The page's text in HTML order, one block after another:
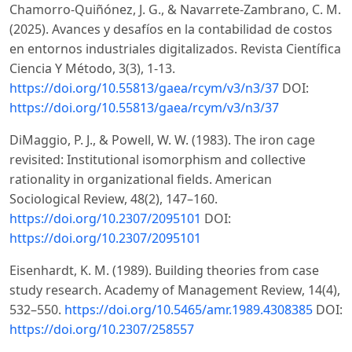
Chamorro-Quiñónez, J. G., & Navarrete-Zambrano, C. M.
(2025). Avances y desafíos en la contabilidad de costos
en entornos industriales digitalizados. Revista Científica
Ciencia Y Método, 3(3), 1-13.
https://doi.org/10.55813/gaea/rcym/v3/n3/37 DOI:
https://doi.org/10.55813/gaea/rcym/v3/n3/37
DiMaggio, P. J., & Powell, W. W. (1983). The iron cage
revisited: Institutional isomorphism and collective
rationality in organizational fields. American
Sociological Review, 48(2), 147–160.
https://doi.org/10.2307/2095101 DOI:
https://doi.org/10.2307/2095101
Eisenhardt, K. M. (1989). Building theories from case
study research. Academy of Management Review, 14(4),
532–550. https://doi.org/10.5465/amr.1989.4308385 DOI:
https://doi.org/10.2307/258557